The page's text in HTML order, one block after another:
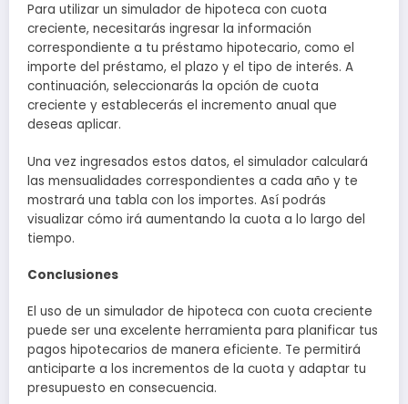
Para utilizar un simulador de hipoteca con cuota
creciente, necesitarás ingresar la información
correspondiente a tu préstamo hipotecario, como el
importe del préstamo, el plazo y el tipo de interés. A
continuación, seleccionarás la opción de cuota
creciente y establecerás el incremento anual que
deseas aplicar.
Una vez ingresados estos datos, el simulador calculará
las mensualidades correspondientes a cada año y te
mostrará una tabla con los importes. Así podrás
visualizar cómo irá aumentando la cuota a lo largo del
tiempo.
Conclusiones
El uso de un simulador de hipoteca con cuota creciente
puede ser una excelente herramienta para planificar tus
pagos hipotecarios de manera eficiente. Te permitirá
anticiparte a los incrementos de la cuota y adaptar tu
presupuesto en consecuencia.